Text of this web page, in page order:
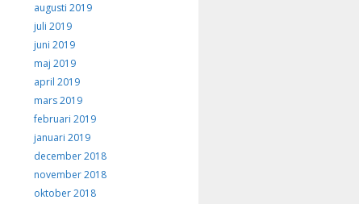
augusti 2019
juli 2019
juni 2019
maj 2019
april 2019
mars 2019
februari 2019
januari 2019
december 2018
november 2018
oktober 2018